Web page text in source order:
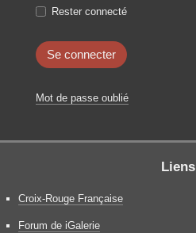
Rester connecté
Mot de passe oublié
Liens
Croix-Rouge Française
Forum de iGalerie